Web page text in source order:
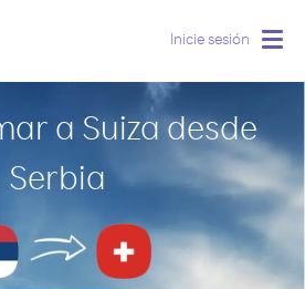
Inicie sesión
a Suiza desde
Serbia